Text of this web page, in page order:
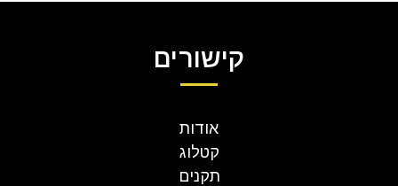
קישורים
אודות
קטלוג
תקנים